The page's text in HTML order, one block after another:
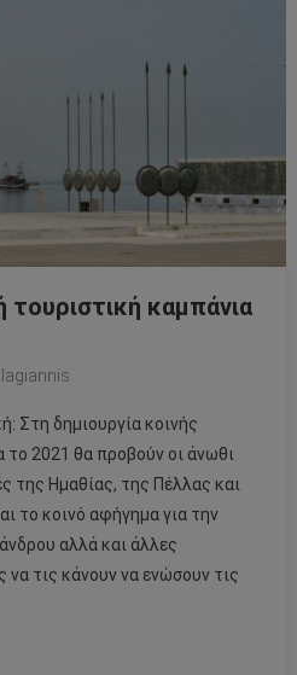
τουριστική καμπάνια
Στη δημιουργία κοινής
το 2021 θα προβούν οι άνωθι
της Ημαθίας, της Πέλλας και
το κοινό αφήγημα για την
αλλά και άλλες
να τις κάνουν να ενώσουν τις